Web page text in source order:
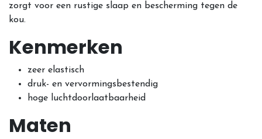
zorgt voor een rustige slaap en bescherming tegen de
kou.
Kenmerken
zeer elastisch
druk- en vervormingsbestendig
hoge luchtdoorlaatbaarheid
Maten